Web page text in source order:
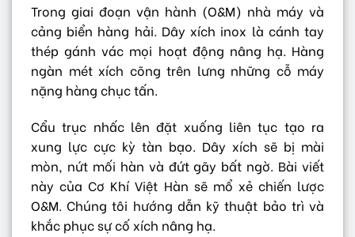
Trong giai đoạn vận hành (O&M) nhà máy và
cảng biển hàng hải. Dây xích inox là cánh tay
thép gánh vác mọi hoạt động nâng hạ. Hàng
ngàn mét xích cõng trên lưng những cỗ máy
nặng hàng chục tấn.
Cẩu trục nhấc lên đặt xuống liên tục tạo ra
xung lực cực kỳ tàn bạo. Dây xích sẽ bị mài
mòn, nứt mối hàn và đứt gãy bất ngờ. Bài viết
này của Cơ Khí Việt Hàn sẽ mổ xẻ chiến lược
O&M. Chúng tôi hướng dẫn kỹ thuật bảo trì và
khắc phục sự cố xích nâng hạ.